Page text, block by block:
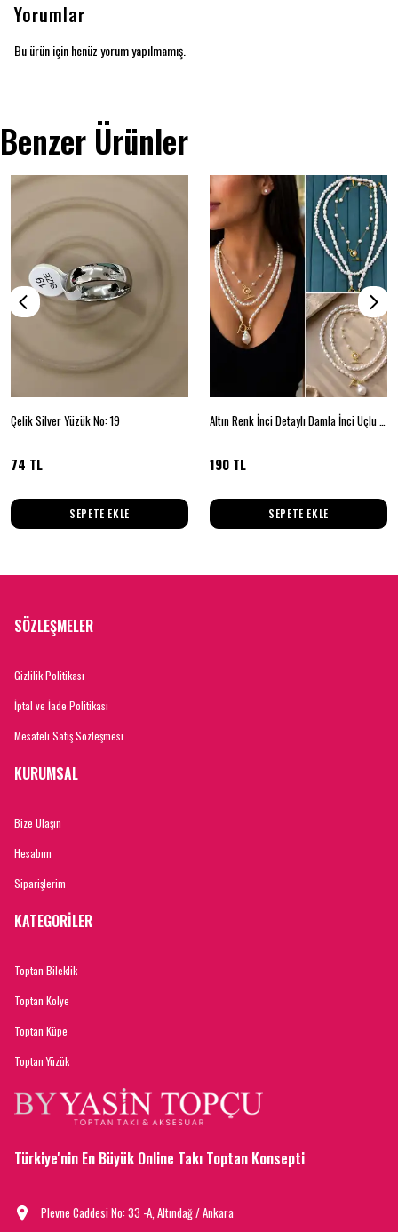
Yorumlar
Bu ürün için henüz yorum yapılmamış.
Benzer Ürünler
Çelik Silver Yüzük No: 19
74 TL
SEPETE EKLE
Altın Renk İnci Detaylı Damla İnci Uçlu Çok Katlı Kolye
190 TL
SEPETE EKLE
SÖZLEŞMELER
Gizlilik Politikası
İptal ve İade Politikası
Mesafeli Satış Sözleşmesi
KURUMSAL
Bize Ulaşın
Hesabım
Siparişlerim
KATEGORİLER
Toptan Bileklik
Toptan Kolye
Toptan Küpe
Toptan Yüzük
Türkiye'nin En Büyük Online Takı Toptan Konsepti
Plevne Caddesi No: 33 -A, Altındağ / Ankara